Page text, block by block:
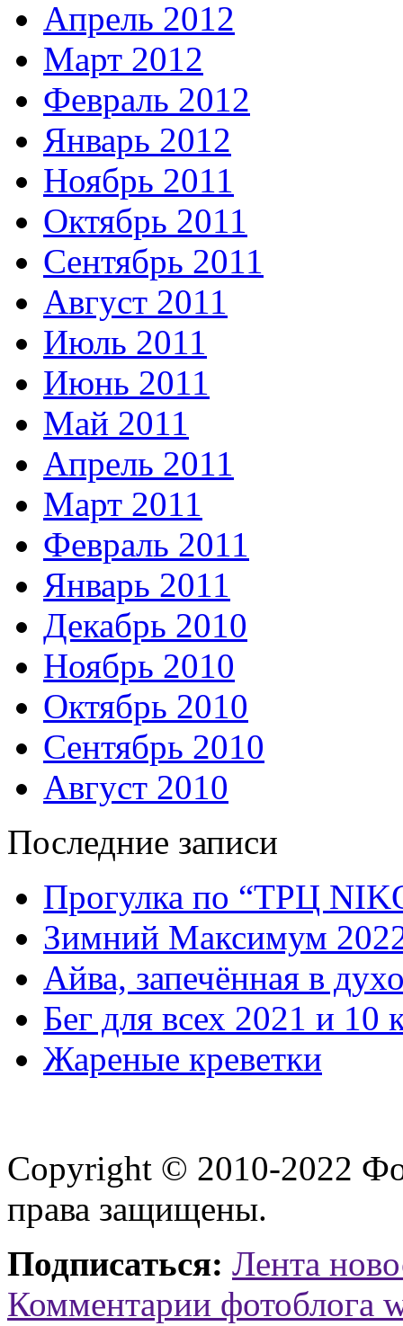
Апрель 2012
Март 2012
Февраль 2012
Январь 2012
Ноябрь 2011
Октябрь 2011
Сентябрь 2011
Август 2011
Июль 2011
Июнь 2011
Май 2011
Апрель 2011
Март 2011
Февраль 2011
Январь 2011
Декабрь 2010
Ноябрь 2010
Октябрь 2010
Сентябрь 2010
Август 2010
Последние записи
Прогулка по “ТРЦ
Зимний Максимум
Айва, запечённая в
Бег для всех 2021 и 10
Жареные креветки
Copyright © 2010-2022
права защищены.
Подписаться: Лента
Комментарии фотоблога